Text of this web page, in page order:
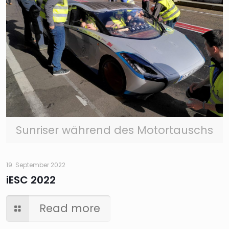
Sunriser während des Motortauschs
19. September 2022
iESC 2022
Read more